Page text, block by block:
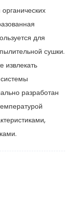
для
сушки.
извлекать
разработан